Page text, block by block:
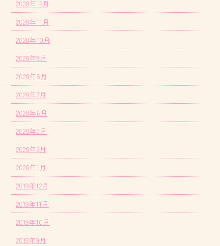
2020年12月
2020年11月
2020年10月
2020年9月
2020年8月
2020年7月
2020年6月
2020年3月
2020年2月
2020年1月
2019年12月
2019年11月
2019年10月
2019年9月